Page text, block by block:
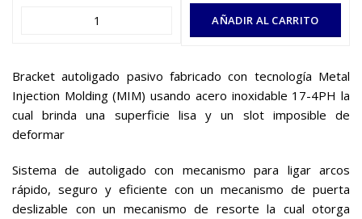
AÑADIR AL CARRITO
Bracket autoligado pasivo fabricado con tecnología Metal
Injection Molding (MIM) usando acero inoxidable 17-4PH la
cual brinda una superficie lisa y un slot imposible de
deformar
Sistema de autoligado con mecanismo para ligar arcos
rápido, seguro y eficiente con un mecanismo de puerta
deslizable con un mecanismo de resorte la cual otorga